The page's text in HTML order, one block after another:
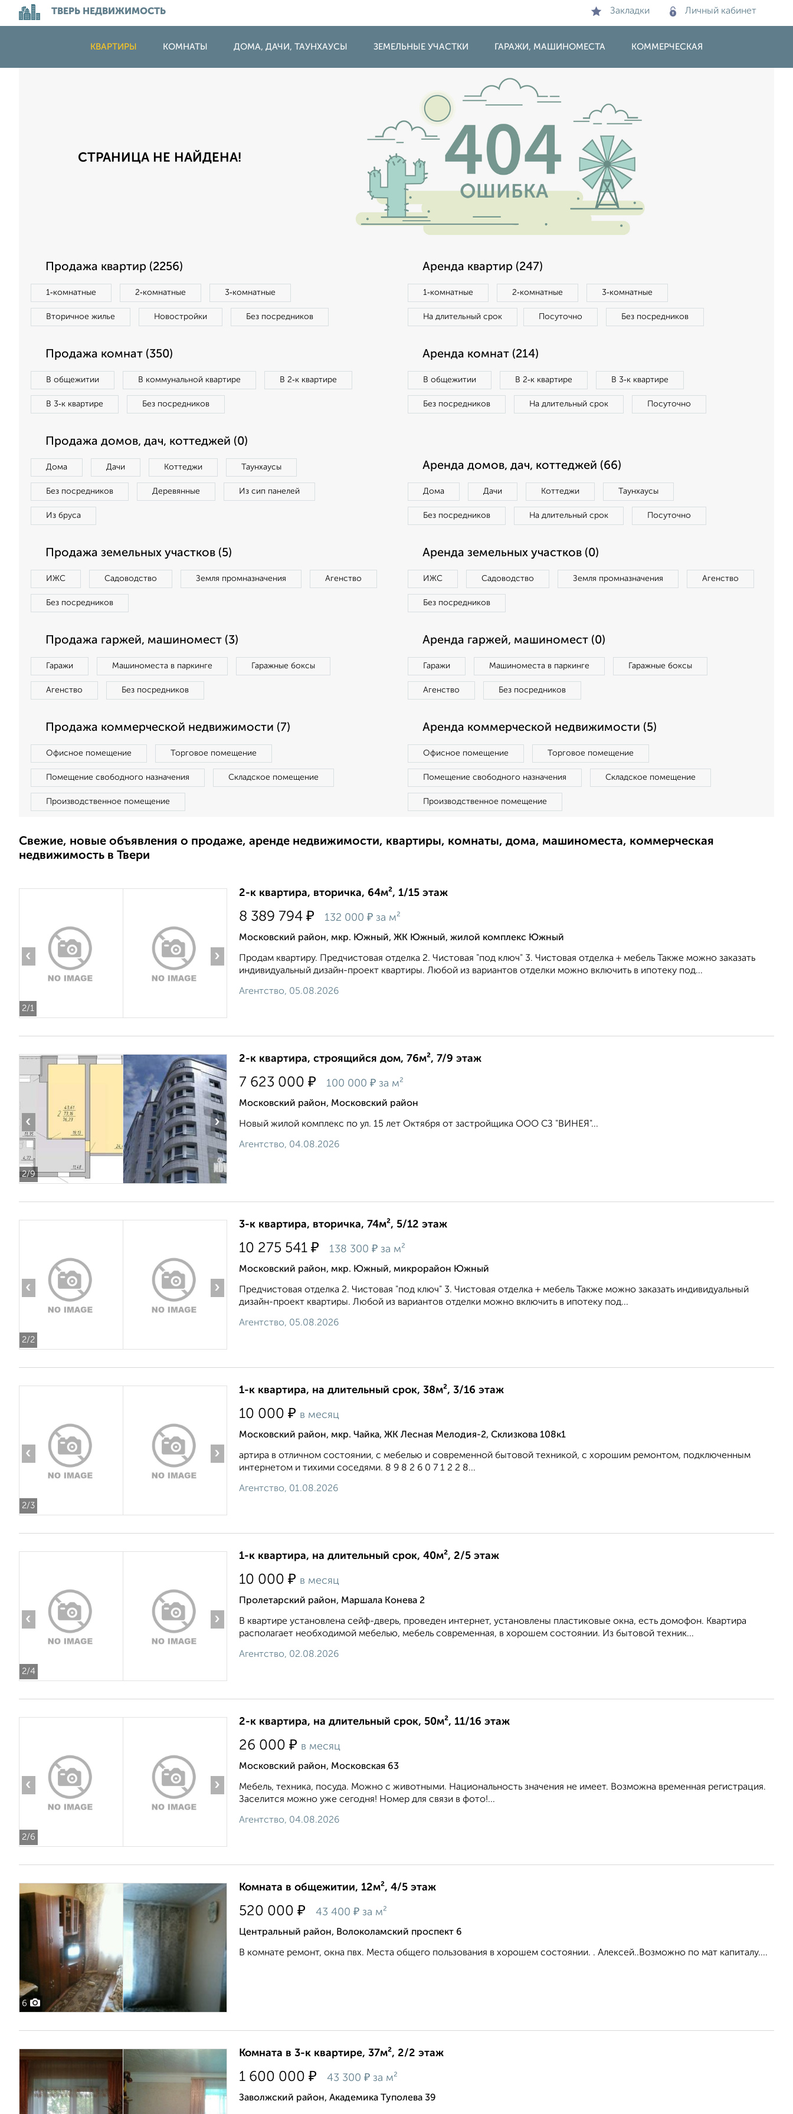
ТВЕРЬ НЕДВИЖИМОСТЬ Закладки Личный кабинет
КВАРТИРЫ КОМНАТЫ ДОМА, ДАЧИ, ТАУНХАУСЫ ЗЕМЕЛЬНЫЕ УЧАСТКИ ГАРАЖИ, МАШИНОМЕСТА КОММЕРЧЕСКАЯ
СТРАНИЦА НЕ НАЙДЕНА!
Продажа квартир (2256)
1‑комнатные 2‑комнатные 3‑комнатные
Вторичное жилье Новостройки Без посредников
Аренда квартир (247)
1‑комнатные 2‑комнатные 3‑комнатные
На длительный срок Посуточно Без посредников
Продажа комнат (350)
В общежитии В коммунальной квартире В 2‑к квартире
В 3‑к квартире Без посредников
Аренда комнат (214)
В общежитии В 2‑к квартире В 3‑к квартире
Без посредников На длительный срок Посуточно
Продажа домов, дач, коттеджей (0)
Дома Дачи Коттеджи Таунхаусы
Без посредников Деревянные Из сип панелей
Из бруса
Аренда домов, дач, коттеджей (66)
Дома Дачи Коттеджи Таунхаусы
Без посредников На длительный срок Посуточно
Продажа земельных участков (5)
ИЖС Садоводство Земля промназначения Агенство
Без посредников
Аренда земельных участков (0)
ИЖС Садоводство Земля промназначения Агенство
Без посредников
Продажа гаржей, машиномест (3)
Гаражи Машиноместа в паркинге Гаражные боксы
Агенство Без посредников
Аренда гаржей, машиномест (0)
Гаражи Машиноместа в паркинге Гаражные боксы
Агенство Без посредников
Продажа коммерческой недвижимости (7)
Офисное помещение Торговое помещение
Помещение свободного назначения Складское помещение
Производственное помещение
Аренда коммерческой недвижимости (5)
Офисное помещение Торговое помещение
Помещение свободного назначения Складское помещение
Производственное помещение
Свежие, новые объявления о продаже, аренде недвижимости, квартиры, комнаты, дома, машиноместа, коммерческая
недвижимость в Твери
2/1
‹ ›
2-к квартира, вторичка, 64м², 1/15 этаж
8 389 794 ₽ 132 000 ₽ за м²
Московский район, мкр. Южный, ЖК Южный, жилой комплекс Южный
Продам квартиру. Предчистовая отделка 2. Чистовая "под ключ" 3. Чистовая отделка + мебель Также можно заказать
индивидуальный дизайн-проект квартиры. Любой из вариантов отделки можно включить в ипотеку под...
Агентство, 05.08.2026
2/9
‹ ›
2-к квартира, строящийся дом, 76м², 7/9 этаж
7 623 000 ₽ 100 000 ₽ за м²
Московский район, Московский район
Новый жилой комплекс по ул. 15 лет Октября от застройщика ООО СЗ "ВИНЕЯ"...
Агентство, 04.08.2026
2/2
‹ ›
3-к квартира, вторичка, 74м², 5/12 этаж
10 275 541 ₽ 138 300 ₽ за м²
Московский район, мкр. Южный, микрорайон Южный
Предчистовая отделка 2. Чистовая "под ключ" 3. Чистовая отделка + мебель Также можно заказать индивидуальный
дизайн-проект квартиры. Любой из вариантов отделки можно включить в ипотеку под...
Агентство, 05.08.2026
2/3
‹ ›
1-к квартира, на длительный срок, 38м², 3/16 этаж
10 000 ₽ в месяц
Московский район, мкр. Чайка, ЖК Лесная Мелодия-2, Склизкова 108к1
артира в отличном состоянии, с мебелью и современной бытовой техникой, с хорошим ремонтом, подключенным
интернетом и тихими соседями. 8 9 8 2 6 0 7 1 2 2 8...
Агентство, 01.08.2026
2/4
‹ ›
1-к квартира, на длительный срок, 40м², 2/5 этаж
10 000 ₽ в месяц
Пролетарский район, Маршала Конева 2
В квартире установлена сейф-дверь, проведен интернет, установлены пластиковые окна, есть домофон. Квартира
располагает необходимой мебелью, мебель современная, в хорошем состоянии. Из бытовой техник...
Агентство, 02.08.2026
2/6
‹ ›
2-к квартира, на длительный срок, 50м², 11/16 этаж
26 000 ₽ в месяц
Московский район, Московская 63
Мебель, техника, посуда. Можно с животными. Национальность значения не имеет. Возможна временная регистрация.
Заселится можно уже сегодня! Номер для связи в фото!...
Агентство, 04.08.2026
6
Комната в общежитии, 12м², 4/5 этаж
520 000 ₽ 43 400 ₽ за м²
Центральный район, Волоколамский проспект 6
В комнате ремонт, окна пвх. Места общего пользования в хорошем состоянии. . Алексей..Возможно по мат капиталу....
Комната в 3-к квартире, 37м², 2/2 этаж
1 600 000 ₽ 43 300 ₽ за м²
Заволжский район, Академика Туполева 39